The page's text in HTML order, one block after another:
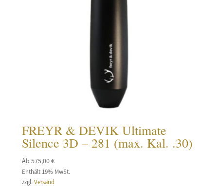
FREYR & DEVIK Ultimate
Silence 3D – 281 (max. Kal. .30)
Ab 575,00€
Enthält 19% MwSt.
zzgl. Versand